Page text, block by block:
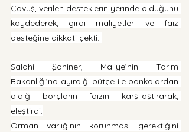
Çavuş, verilen desteklerin yerinde olduğunu
kaydederek, girdi maliyetleri ve faiz
desteğine dikkati çekti.
Salahi Şahiner, Maliye’nin Tarım
Bakanlığı’na ayırdığı bütçe ile bankalardan
aldığı borçların faizini karşılaştırarak,
eleştirdi.
Orman varlığının korunması gerektiğini